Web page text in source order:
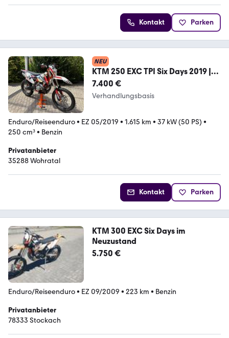
Kontakt Parken
NEU
KTM 250 EXC TPI Six Days 2019 |
64Bh | 1.615km
7.400 €
Verhandlungsbasis
Enduro/Reiseenduro• EZ 05/2019 • 1.615 km • 37 kW (50 PS) •
250 cm³• Benzin
Privatanbieter
35288 Wohratal
Kontakt Parken
KTM 300 EXC Six Days im
Neuzustand
5.750 €
Enduro/Reiseenduro• EZ 09/2009 • 223 km • Benzin
Privatanbieter
78333 Stockach